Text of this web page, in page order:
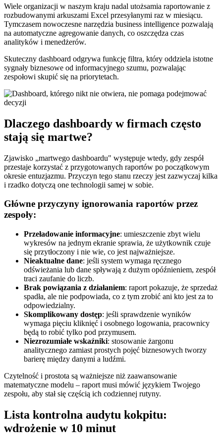
Wiele organizacji w naszym kraju nadal utożsamia raportowanie z
rozbudowanymi arkuszami Excel przesyłanymi raz w miesiącu.
Tymczasem nowoczesne narzędzia business intelligence pozwalają
na automatyczne agregowanie danych, co oszczędza czas
analityków i menedżerów.
Skuteczny dashboard odgrywa funkcję filtra, który oddziela istotne
sygnały biznesowe od informacyjnego szumu, pozwalając
zespołowi skupić się na priorytetach.
Dlaczego dashboardy w firmach często
stają się martwe?
Zjawisko „martwego dashboardu" występuje wtedy, gdy zespół
przestaje korzystać z przygotowanych raportów po początkowym
okresie entuzjazmu. Przyczyn tego stanu rzeczy jest zazwyczaj kilka
i rzadko dotyczą one technologii samej w sobie.
Główne przyczyny ignorowania raportów przez
zespoły:
Przeładowanie informacyjne: umieszczenie zbyt wielu
wykresów na jednym ekranie sprawia, że użytkownik czuje
się przytłoczony i nie wie, co jest najważniejsze.
Nieaktualne dane: jeśli system wymaga ręcznego
odświeżania lub dane spływają z dużym opóźnieniem, zespół
traci zaufanie do liczb.
Brak powiązania z działaniem: raport pokazuje, że sprzedaż
spadła, ale nie podpowiada, co z tym zrobić ani kto jest za to
odpowiedzialny.
Skomplikowany dostęp: jeśli sprawdzenie wyników
wymaga pięciu kliknięć i osobnego logowania, pracownicy
będą to robić tylko pod przymusem.
Niezrozumiałe wskaźniki: stosowanie żargonu
analitycznego zamiast prostych pojęć biznesowych tworzy
barierę między danymi a ludźmi.
Czytelność i prostota są ważniejsze niż zaawansowanie
matematyczne modelu – raport musi mówić językiem Twojego
zespołu, aby stał się częścią ich codziennej rutyny.
Lista kontrolna audytu kokpitu:
wdrożenie w 10 minut